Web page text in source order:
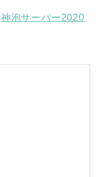
神泡サーバー2020